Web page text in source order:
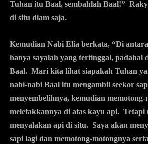
Tuhan itu Baal, sembahlah Baal!”
di situ diam saja.
Kemudian Nabi Elia berkata, “Di
hanya sayalah yang tertinggal, padahal
Baal. Mari kita lihat siapakah Tuhan
nabi-nabi Baal itu mengambil seekor
menyembelihnya, kemudian
meletakkannya di atas kayu api. Tetapi
menyalakan api di situ. Saya akan
sapi lagi dan memotong-motongnya